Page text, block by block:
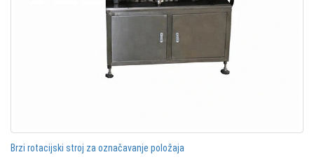
Brzi rotacijski stroj za označavanje položaja